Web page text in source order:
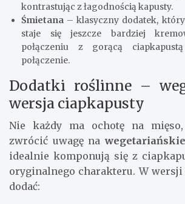
kontrastując z łagodnością kapusty.
Śmietana – klasyczny dodatek,
staje się jeszcze bardziej
połączeniu z gorącą
połączenie.
Dodatki roślinne –
wersja ciapkapusty
Nie każdy ma ochotę na
zwrócić uwagę na
idealnie komponują się z
oryginalnego charakteru. W
dodać: